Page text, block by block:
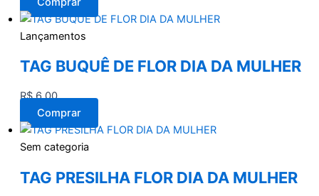
Lançamentos
TAG BUQUÊ DE FLOR DIA DA MULHER
R$6,00
Comprar
Sem categoria
TAG PRESILHA FLOR DIA DA MULHER